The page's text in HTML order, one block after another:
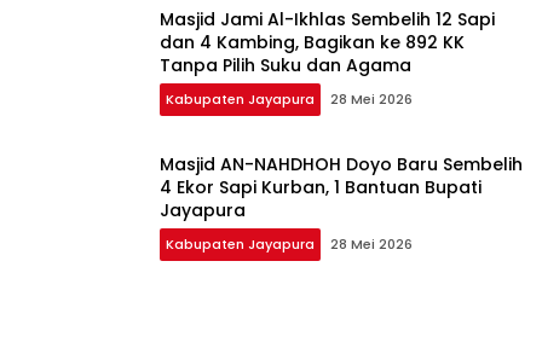
Masjid Jami Al-Ikhlas Sembelih 12 Sapi
dan 4 Kambing, Bagikan ke 892 KK
Tanpa Pilih Suku dan Agama
Kabupaten Jayapura 28 Mei 2026
Masjid AN-NAHDHOH Doyo Baru Sembelih
4 Ekor Sapi Kurban, 1 Bantuan Bupati
Jayapura
Kabupaten Jayapura 28 Mei 2026